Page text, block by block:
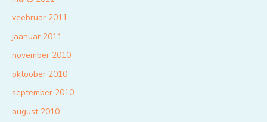
veebruar 2011
jaanuar 2011
november 2010
oktoober 2010
september 2010
august 2010